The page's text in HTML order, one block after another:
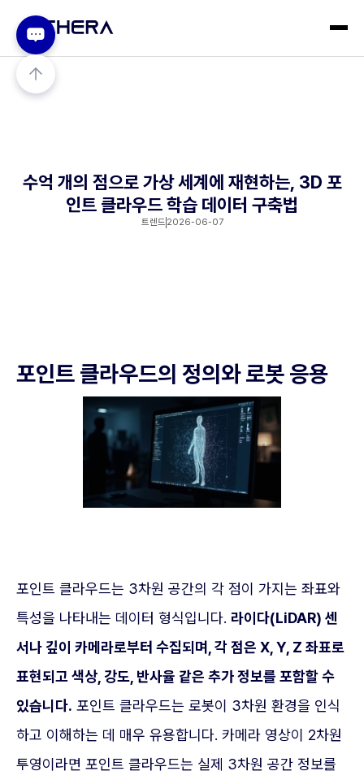
수억 개의 점으로 가상 세계에 재현하는, 3D 포
인트 클라우드 학습 데이터 구축법
트렌드 2026-06-07
포인트 클라우드의 정의와 로봇 응용
포인트 클라우드는 3차원 공간의 각 점이 가지는 좌표와
특성을 나타내는 데이터 형식입니다. 라이다(LiDAR) 센
서나 깊이 카메라로부터 수집되며, 각 점은 X, Y, Z 좌표로
표현되고 색상, 강도, 반사율 같은 추가 정보를 포함할 수
있습니다. 포인트 클라우드는 로봇이 3차원 환경을 인식
하고 이해하는 데 매우 유용합니다. 카메라 영상이 2차원
투영이라면 포인트 클라우드는 실제 3차원 공간 정보를